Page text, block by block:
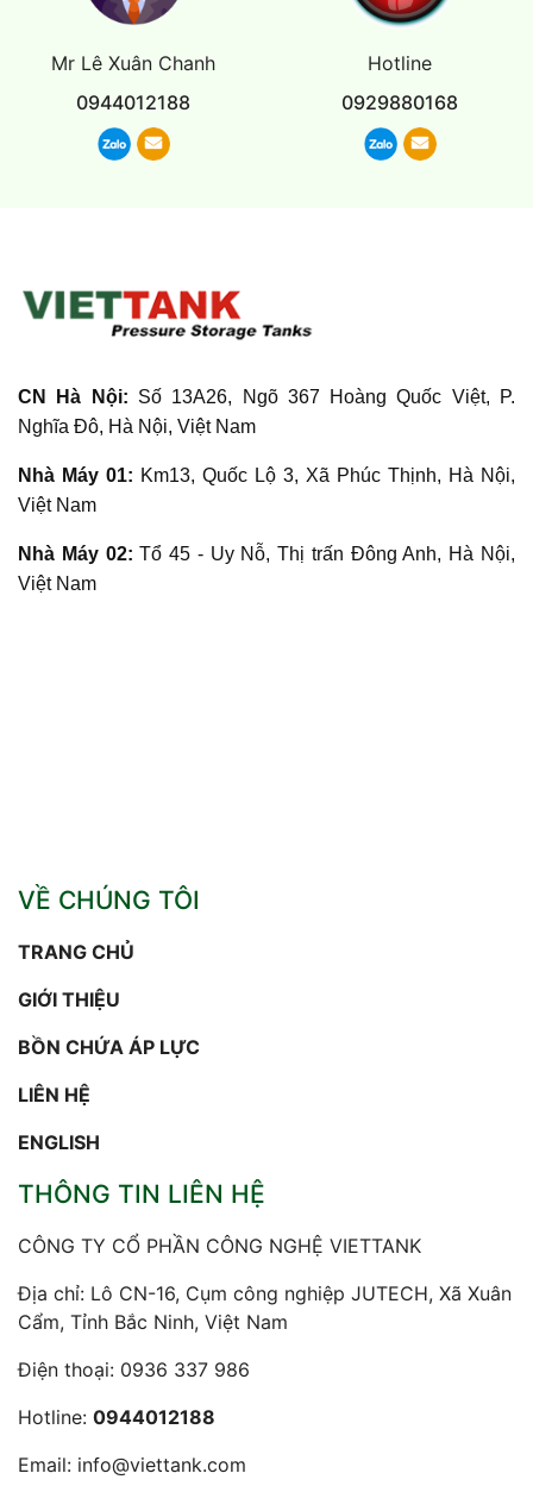
Mr Lê Xuân Chanh
0944012188
Hotline
0929880168
CN Hà Nội: Số 13A26, Ngõ 367 Hoàng Quốc Việt, P.
Nghĩa Đô, Hà Nội, Việt Nam
Nhà Máy 01: Km13, Quốc Lộ 3, Xã Phúc Thịnh, Hà Nội,
Việt Nam
Nhà Máy 02:Tổ 45 - Uy Nỗ, Thị trấn Đông Anh, Hà Nội,
Việt Nam
VỀ CHÚNG TÔI
TRANG CHỦ
GIỚI THIỆU
BỒN CHỨA ÁP LỰC
LIÊN HỆ
ENGLISH
THÔNG TIN LIÊN HỆ
CÔNG TY CỔ PHẦN CÔNG NGHỆ VIETTANK
Địa chỉ: Lô CN-16, Cụm công nghiệp JUTECH, Xã Xuân
Cẩm, Tỉnh Bắc Ninh, Việt Nam
Điện thoại: 0936 337 986
Hotline: 0944012188
Email: info@viettank.com